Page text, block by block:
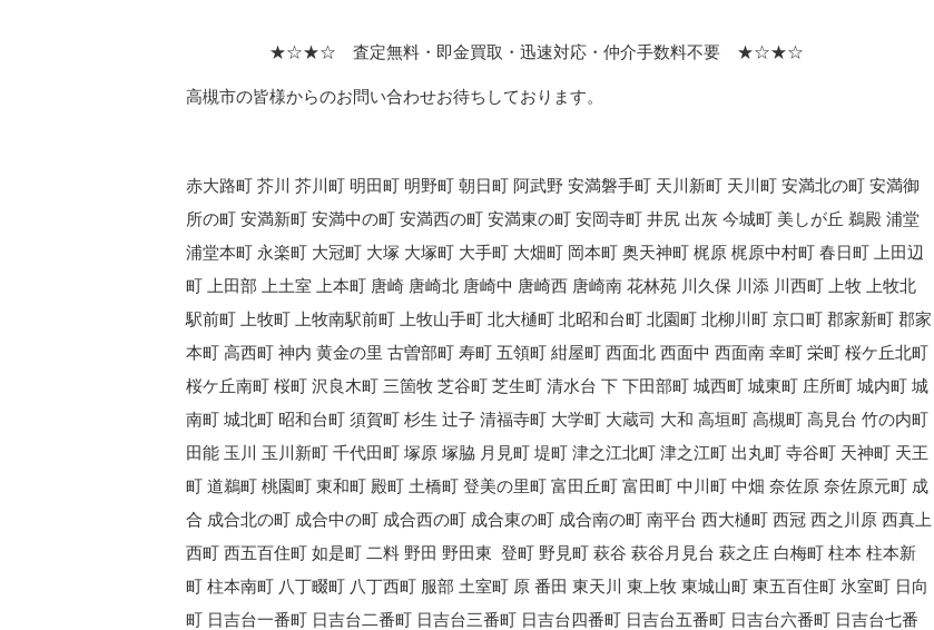
★☆★☆ 査定無料・即金買取・迅速対応・仲介手数料不要 ★☆★☆
高槻市の皆様からのお問い合わせお待ちしております。
赤大路町 芥川 芥川町 明田町 明野町 朝日町 阿武野 安満磐手町 天川新町 天川町 安満北の町 安満御
所の町 安満新町 安満中の町 安満西の町 安満東の町 安岡寺町 井尻 出灰 今城町 美しが丘 鵜殿 浦堂
浦堂本町 永楽町 大冠町 大塚 大塚町 大手町 大畑町 岡本町 奥天神町 梶原 梶原中村町 春日町 上田辺
町 上田部 上土室 上本町 唐崎 唐崎北 唐崎中 唐崎西 唐崎南 花林苑 川久保 川添 川西町 上牧 上牧北
駅前町 上牧町 上牧南駅前町 上牧山手町 北大樋町 北昭和台町 北園町 北柳川町 京口町 郡家新町 郡家
本町 高西町 神内 黄金の里 古曽部町 寿町 五領町 紺屋町 西面北 西面中 西面南 幸町 栄町 桜ケ丘北町
桜ケ丘南町 桜町 沢良木町 三箇牧 芝谷町 芝生町 清水台 下 下田部町 城西町 城東町 庄所町 城内町 城
南町 城北町 昭和台町 須賀町 杉生 辻子 清福寺町 大学町 大蔵司 大和 高垣町 高槻町 高見台 竹の内町
田能 玉川 玉川新町 千代田町 塚原 塚脇 月見町 堤町 津之江北町 津之江町 出丸町 寺谷町 天神町 天王
町 道鵜町 桃園町 東和町 殿町 土橋町 登美の里町 富田丘町 富田町 中川町 中畑 奈佐原 奈佐原元町 成
合 成合北の町 成合中の町 成合西の町 成合東の町 成合南の町 南平台 西大樋町 西冠 西之川原 西真上
西町 西五百住町 如是町 二料 野田 野田東 登町 野見町 萩谷 萩谷月見台 萩之庄 白梅町 柱本 柱本新
町 柱本南町 八丁畷町 八丁西町 服部 土室町 原 番田 東天川 東上牧 東城山町 東五百住町 氷室町 日向
町 日吉台一番町 日吉台二番町 日吉台三番町 日吉台四番町 日吉台五番町 日吉台六番町 日吉台七番